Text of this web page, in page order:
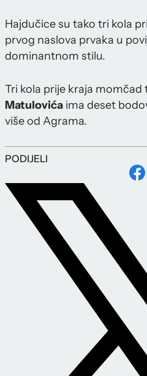
Hajdučice su tako tri kola
prvog naslova prvaka u
dominantnom stilu.
Tri kola prije kraja momčad
Matulovića ima deset
više od Agrama.
PODIJELI